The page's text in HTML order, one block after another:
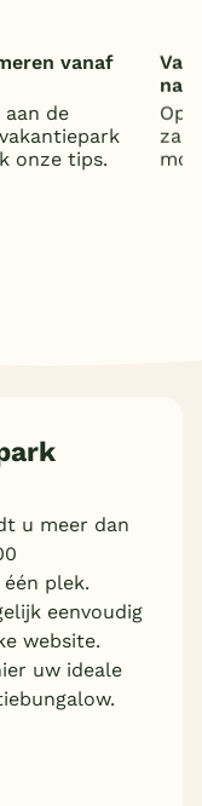
vanaf
de
onze tips.
Op
u meer dan
plek.
eenvoudig
website.
uw ideale